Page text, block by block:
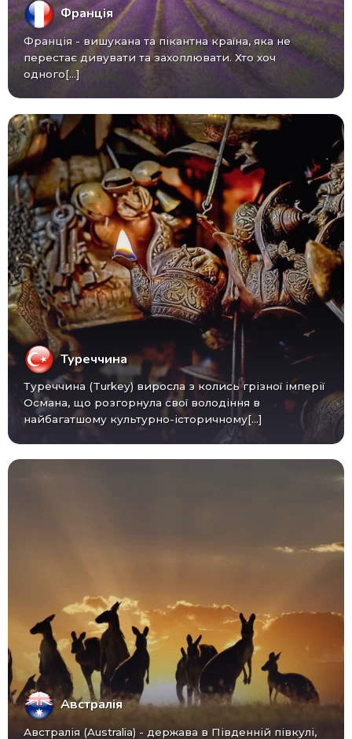
Франція
Франція - вишукана та пікантна країна, яка не
перестає дивувати та захоплювати. Хто хоч
одного[...]
Туреччина
Туреччина (Turkey) виросла з колись грізної імперії
Османа, що розгорнула свої володіння в
найбагатшому культурно-історичному[...]
Австралія
Австралія (Australia) - ​​держава в Південній півкулі,